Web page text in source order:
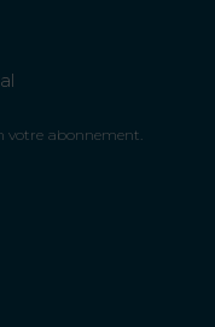
votre abonnement.